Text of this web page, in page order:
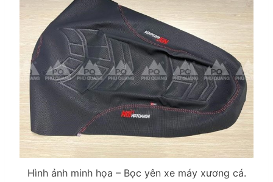
Hình ảnh minh họa – Bọc yên xe máy xương cá.